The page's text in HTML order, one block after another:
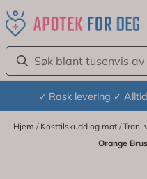
Hopp til innhold
✓ Rask levering ✓
Hjem / Kosttilskudd og mat /Tran,
Orange